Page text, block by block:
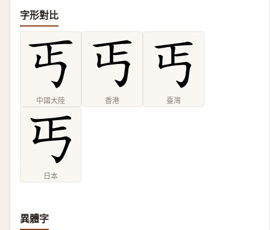
字形對比
中國大陸 香港 臺灣
日本
異體字